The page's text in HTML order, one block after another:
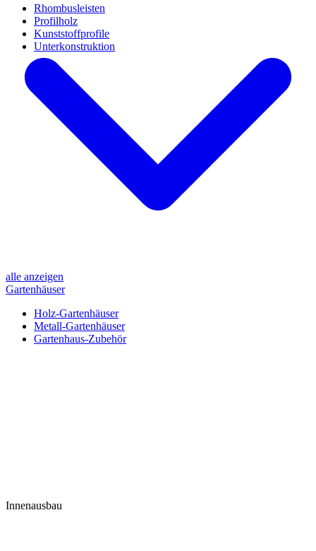
alle anzeigen
Gartenhäuser
Holz-Gartenhäuser
Metall-Gartenhäuser
Gartenhaus-Zubehör
Rhombusleisten
Profilholz
Kunststoffprofile
Unterkonstruktion
Innenausbau